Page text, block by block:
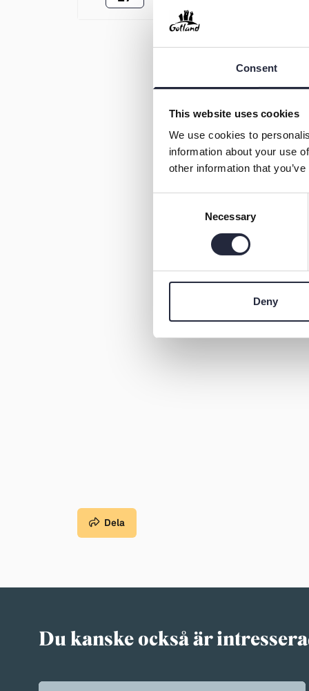
Consent
This website uses cookies
We use cookies to
information about your use
other information that
Necessary
Deny
Dela
Du kanske också är